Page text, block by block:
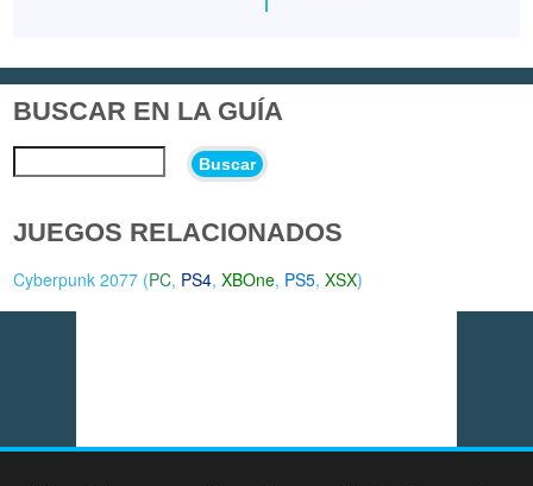
BUSCAR EN LA GUÍA
Buscar
JUEGOS RELACIONADOS
Cyberpunk 2077 (PC, PS4,XBOne, PS5,XSX)